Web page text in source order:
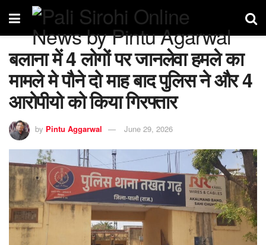
बलाना में 4 लोगों पर जानलेवा हमले का
मामले मे पौने दो माह बाद पुलिस ने और 4
आरोपीयो को किया गिरफ्तार
by Pintu Aggarwal June 29, 2026